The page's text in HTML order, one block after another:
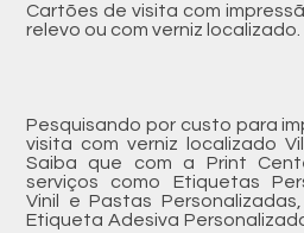
Cartões de visita com
relevo ou com verniz localizado.
Pesquisando por custo para
visita com verniz localizado
Saiba que com a Print
serviços como Etiquetas
Vinil e Pastas
Etiqueta Adesiva